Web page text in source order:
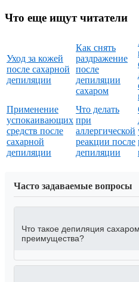
Что еще ищут читатели
Уход за кожей
после сахарной
депиляции
Как снять
раздражение
после
депиляции
сахаром
Применение
успокаивающих
средств после
сахарной
депиляции
Что делать
при
аллергической
реакции после
депиляции
Часто задаваемые вопросы
Что такое депиляция
преимущества?